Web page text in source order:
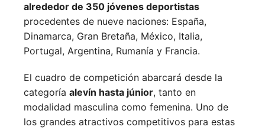
alrededor de 350 jóvenes deportistas
procedentes de nueve naciones: España,
Dinamarca, Gran Bretaña, México, Italia,
Portugal, Argentina, Rumanía y Francia.
El cuadro de competición abarcará desde la
categoría alevín hasta júnior, tanto en
modalidad masculina como femenina. Uno de
los grandes atractivos competitivos para estas